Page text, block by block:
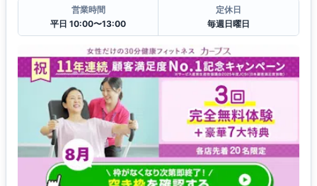
営業時間
平日 10:00〜13:00
定休日
毎週日曜日